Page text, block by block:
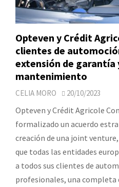
Opteven y Crédit
clientes de
extensión de garantía
mantenimiento
CELIA MORO 20/10/2023
Opteven y Crédit Agricole
formalizado un acuerdo
creación de una joint
que todas las entidades
a todos sus clientes de
profesionales, una completa